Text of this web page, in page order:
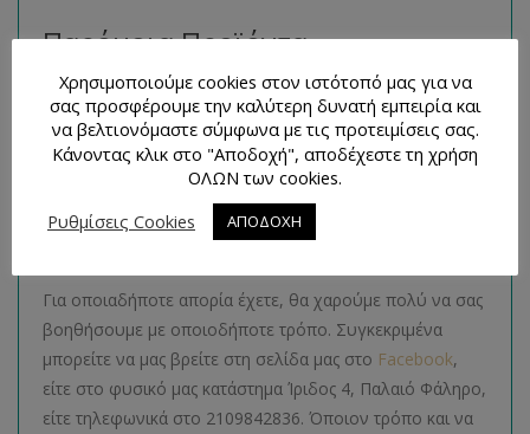
Παρόμοια Προϊόντα
Μπορείτε να βρείτε πολλά παρόμοια προϊόντα της ιδίας
κατηγορίας στο ηλεκτρονικό μας κατάστημα
ακολουθώντας τον σύνδεσμοεδώ.
Τρόποι Επικοινωνίας και
Απορίες
Για οποιαδήποτε απορία έχετε, θα χαρούμε πολύ να σας
βοηθήσουμε με οποιοδήποτε τρόπο. Συγκεκριμένα
μπορείτε να μας βρείτε στη σελίδα μας στο Facebook,
είτε στο φυσικό μας κατάστημα Ίριδος 4, Παλαιό Φάληρο,
είτε τηλεφωνικά στο 2109842836. Όποιον τρόπο και να
Χρησιμοποιούμε cookies στον ιστότοπό μας για να
σας προσφέρουμε την καλύτερη δυνατή εμπειρία και
να βελτιονόμαστε σύμφωνα με τις προτειμίσεις σας.
Κάνοντας κλικ στο "Αποδοχή", αποδέχεστε τη χρήση
ΟΛΩΝ των cookies.
Ρυθμίσεις Cookies
ΑΠΟΔΟΧΗ